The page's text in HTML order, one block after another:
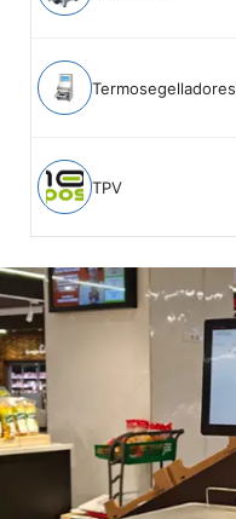
Termosegelladores
TPV